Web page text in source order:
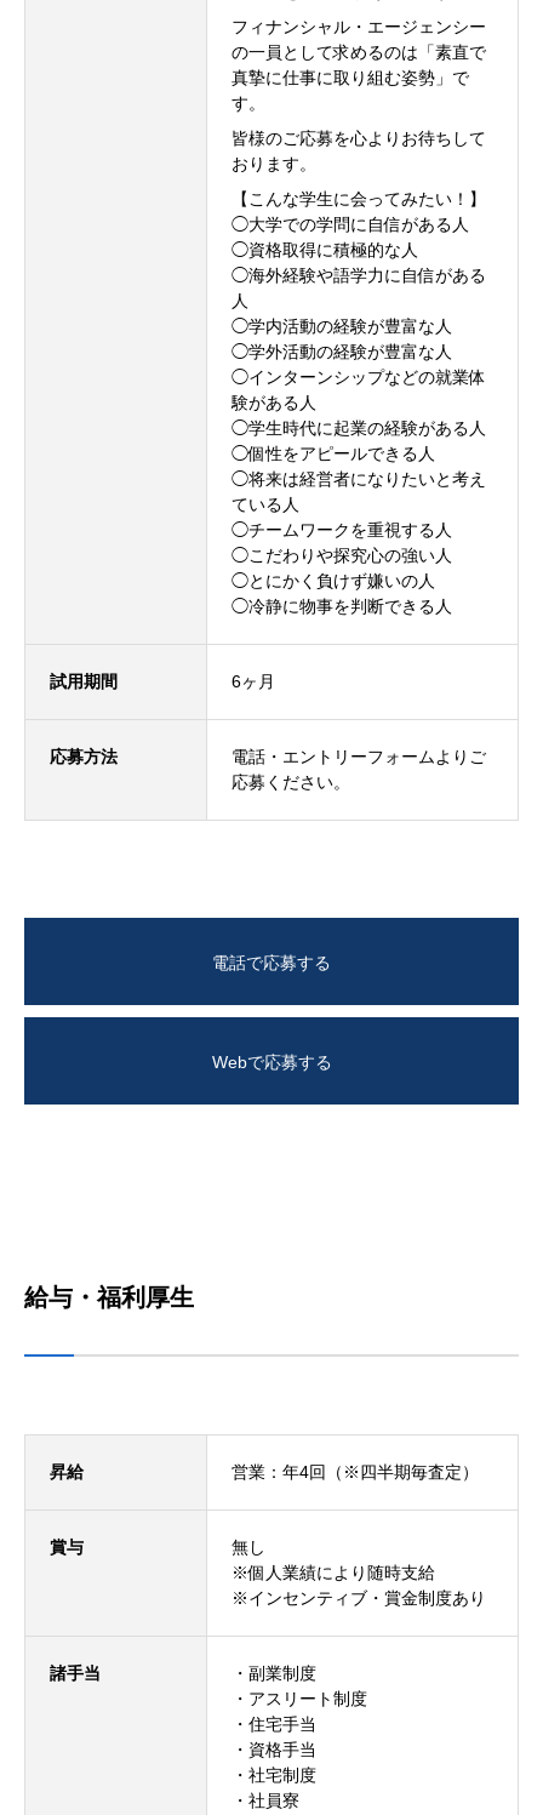
求人情報
フィナンシャル・エージェンシー
の一員として求めるのは「素直で
真摯に仕事に取り組む姿勢」で
す。
皆様のご応募を心よりお待ちして
おります。
【こんな学生に会ってみたい！】
◯大学での学問に自信がある人
◯資格取得に積極的な人
◯海外経験や語学力に自信がある
人
◯学内活動の経験が豊富な人
◯学外活動の経験が豊富な人
◯インターンシップなどの就業体
験がある人
◯学生時代に起業の経験がある人
◯個性をアピールできる人
◯将来は経営者になりたいと考え
ている人
◯チームワークを重視する人
◯こだわりや探究心の強い人
◯とにかく負けず嫌いの人
◯冷静に物事を判断できる人
試用期間 6ヶ月
応募方法 電話 ・ エントリーフォームよりご
応募ください。
電話で応募する
Webで応募する
給与・福利厚生
昇給 営業：年4回（※四半期毎査定）
賞与
無し
※個人業績により随時支給
※インセンティブ・賞金制度あり
諸手当
・副業制度
・アスリート制度
・住宅手当
・資格手当
・社宅制度
・社員寮